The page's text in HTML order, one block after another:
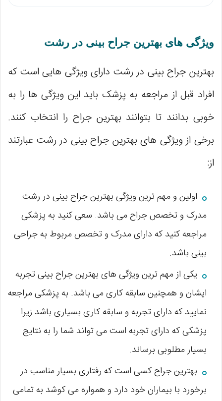
ویژگی های بهترین جراح بینی در رشت
بهترین جراح بینی در رشت دارای ویژگی هایی است که
افراد قبل از مراجعه به پزشک باید این ویژگی ها را به
خوبی بدانند تا بتوانند بهترین جراح را انتخاب کنند.
برخی از ویژگی های بهترین جراح بینی در رشت عبارتند
از:
اولین و مهم ترین ویژگی بهترین جراح بینی در رشت
مدرک و تخصص جراح می باشد. سعی کنید به پزشکی
مراجعه کنید که دارای مدرک و تخصص مربوط به جراحی
بینی باشد.
یکی از مهم ترین ویژگی‌ های بهترین جراح بینی تجربه
ایشان و همچنین سابقه کاری می باشد. به پزشکی مراجعه
نمایید که دارای تجربه و سابقه کاری بسیاری باشد زیرا
پزشکی که دارای تجربه است می تواند شما را به نتایج
بسیار مطلوبی برساند.
بهترین جراح کسی است که رفتاری بسیار مناسب در
برخورد با بیماران خود دارد و همواره می کوشد به تمامی